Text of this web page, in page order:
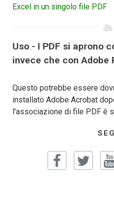
Excel in un singolo file PDF
Uso - I PDF si aprono
invece che con Adobe
Questo potrebbe essere
installato Adobe Acrobat
l'associazione di file PDF è